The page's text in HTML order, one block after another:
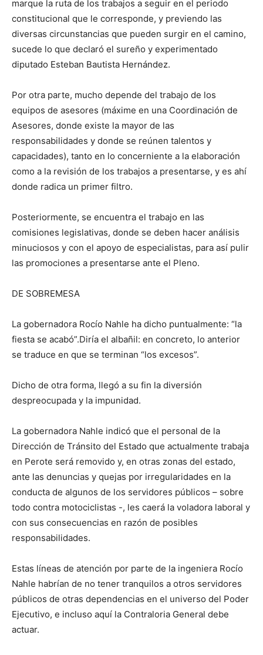
marque la ruta de los trabajos a seguir en el periodo
constitucional que le corresponde, y previendo las
diversas circunstancias que pueden surgir en el camino,
sucede lo que declaró el sureño y experimentado
diputado Esteban Bautista Hernández.
Por otra parte, mucho depende del trabajo de los
equipos de asesores (máxime en una Coordinación de
Asesores, donde existe la mayor de las
responsabilidades y donde se reúnen talentos y
capacidades), tanto en lo concerniente a la elaboración
como a la revisión de los trabajos a presentarse, y es ahí
donde radica un primer filtro.
Posteriormente, se encuentra el trabajo en las
comisiones legislativas, donde se deben hacer análisis
minuciosos y con el apoyo de especialistas, para así pulir
las promociones a presentarse ante el Pleno.
DE SOBREMESA
La gobernadora Rocío Nahle ha dicho puntualmente: “la
fiesta se acabó”.Diría el albañil: en concreto, lo anterior
se traduce en que se terminan “los excesos”.
Dicho de otra forma, llegó a su fin la diversión
despreocupada y la impunidad.
La gobernadora Nahle indicó que el personal de la
Dirección de Tránsito del Estado que actualmente trabaja
en Perote será removido y, en otras zonas del estado,
ante las denuncias y quejas por irregularidades en la
conducta de algunos de los servidores públicos – sobre
todo contra motociclistas -, les caerá la voladora laboral y
con sus consecuencias en razón de posibles
responsabilidades.
Estas líneas de atención por parte de la ingeniera Rocío
Nahle habrían de no tener tranquilos a otros servidores
públicos de otras dependencias en el universo del Poder
Ejecutivo, e incluso aquí la Contraloria General debe
actuar.